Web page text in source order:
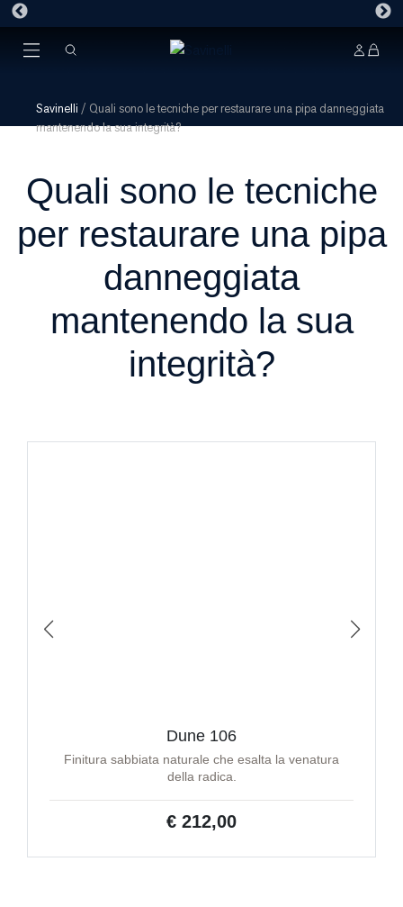
Savinelli / Quali sono le tecniche per restaurare una pipa danneggiata
mantenendo la sua integrità?
Quali sono le tecniche
per restaurare una pipa
danneggiata
mantenendo la sua
integrità?
Dune 106
Finitura sabbiata naturale che esalta la venatura
della radica.
€ 212,00